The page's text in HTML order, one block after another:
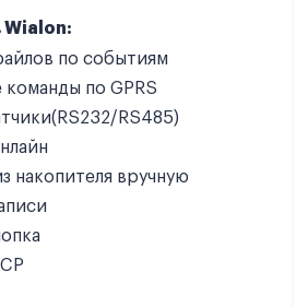
Wialon:
по событиям
по GPRS
RS485)
накопителя вручную